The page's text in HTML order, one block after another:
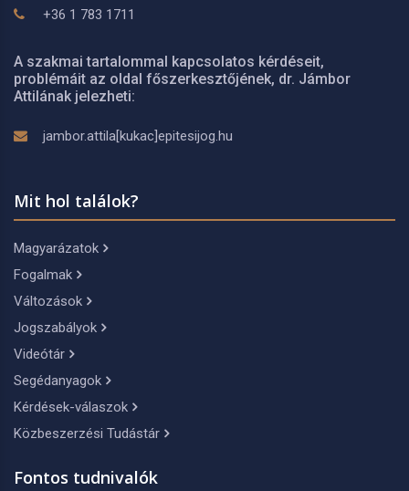
+36 1 783 1711
A szakmai tartalommal kapcsolatos kérdéseit,
problémáit az oldal főszerkesztőjének, dr. Jámbor
Attilának jelezheti:
jambor.attila[kukac]epitesijog.hu
Mit hol találok?
Magyarázatok
Fogalmak
Változások
Jogszabályok
Videótár
Segédanyagok
Kérdések-válaszok
Közbeszerzési Tudástár
Fontos tudnivalók